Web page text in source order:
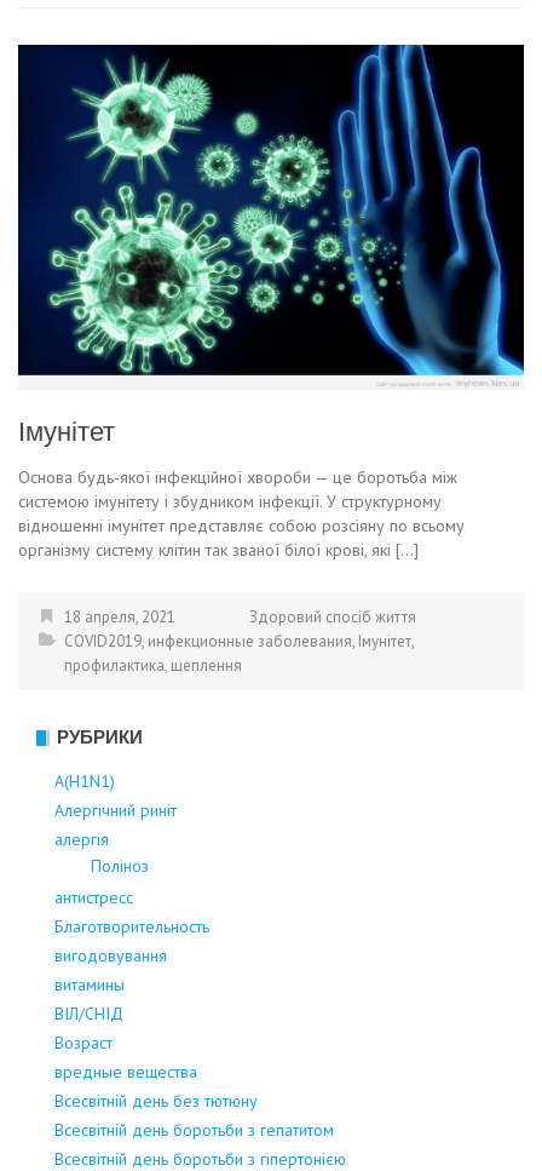
Імунітет
Основа будь-якої інфекційної хвороби — це боротьба між
системою імунітету і збудником інфекції. У структурному
відношенні імунітет представляє собою розсіяну по всьому
організму систему клітин так званої білої крові, які […]
18 апреля, 2021
Здоровий спосіб життя
COVID2019, инфекционные заболевания, Імунітет,
профилактика, щеплення
РУБРИКИ
А(Н1N1)
Алергічний риніт
алергія
Поліноз
антистресс
Благотворительность
вигодовування
витамины
ВІЛ/СНІД
Возраст
вредные вещества
Всесвітній день без тютюну
Всесвітній день боротьби з гепатитом
Всесвітній день боротьби з гіпертонією